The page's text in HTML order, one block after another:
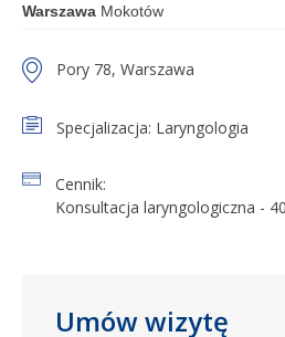
Warszawa Mokotów
Pory 78, Warszawa
Specjalizacja: Laryngologia
Cennik:
Konsultacja laryngologiczna -
Umów wizytę